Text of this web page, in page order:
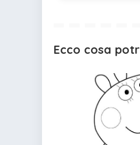
Ecco cosa